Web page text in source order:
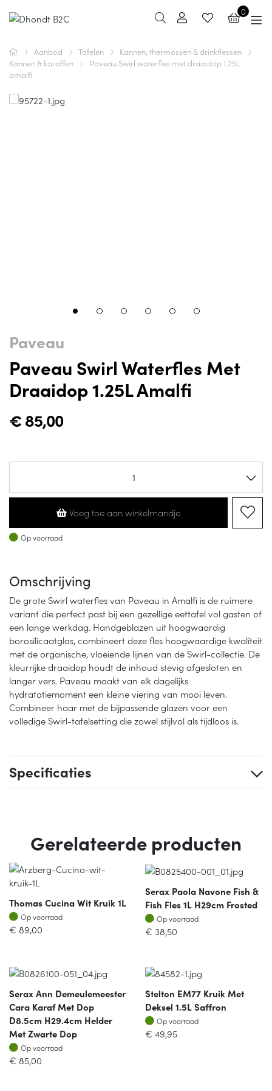
0
Aanbod Tafelen
Kannen, thermossen & drinkflessen
Kannen & karaffen
Paveau Swirl waterfles met draaidop 1.25L
amalfi
Paveau
Paveau Swirl Waterfles Met
Draaidop 1.25L Amalfi
€85,00
Voeg toe aan winkelmandje
Op voorraad
Op voorraad
Omschrijving
De grote Swirl waterfles van Paveau in Amalfi is de ruimere
variant die perfect past bij een gezellige eettafel vol gasten of
een lange werkdag. Handgeblazen uit hoogwaardig
borosilicaatglas, combineert deze fles hoogwaardige kwaliteit
met de organische, vloeiende lijnen van de Swirl-collectie. De
kleurrijke draaidop houdt de inhoud stevig afgesloten en
langer vers. Paveau maakt van elk dagelijks
hydratatiemoment een kleine viering van mooi leven.
Combineer haar met de bijpassende glazen voor een
volledige Swirl-tafelsetting die zowel stijlvol als tijdloos is.
Specificaties
Gerelateerde producten
Thomas Cucina Wit Kruik 1L
Op voorraad
Op voorraad
€ 89,00
Serax Paola Navone Fish &
Fish Fles 1L H29cm Frosted
Op voorraad
Op voorraad
€ 38,50
Serax Ann Demeulemeester
Cara Karaf Met Dop
D8.5cm H29.4cm Helder
Met Zwarte Dop
Op voorraad
Op voorraad
€ 85,00
Stelton EM77 Kruik Met
Deksel 1.5L Saffron
Op voorraad
Op voorraad
€ 49,95